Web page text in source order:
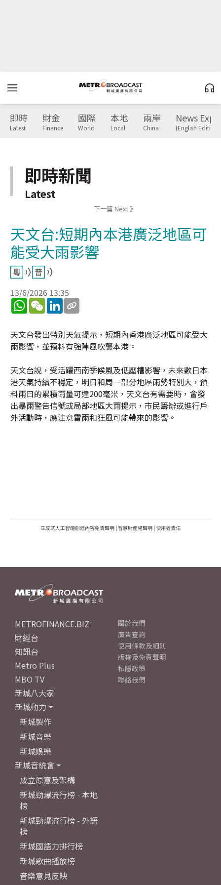
即時
Latest
財金
Finance
國際
World
本地
Local
兩岸
China
News
(English Edition)
即時新聞
Latest
下一篇 Next 》
天文台:短期內本港廣泛地區可
能受大雨影響
13/6/2026 13:35
WhatsApp
WeChatLinkedIn
天文台發出特別天氣提示，短期內香港廣泛地區可能受大
雨影響，並預料有強陣風吹襲本港。
天文台說，受活躍西南季候風及低壓槽影響，未來數日本
港天氣持續不穩定，明日和周一部分地區雨勢特別大，預
料兩日的累積雨量可達200毫米，天文台有需要時，會發
出暴雨警告信號或局部地區大雨提示，市民籌辦或進行戶
外活動時，應注意雷雨和狂風可能帶來的影響。
生成式人工智能創建內容免責聲明 | 智慧財產權聲明 | 使用者責任
METROFINANCE.BIZ
財經台
知訊台
Metro Plus
MBO TV
新城八大家
新城動力
新城製作
新城音樂
新城娛樂
新城音統會
成立原意及架構
新城勁爆流行榜 - 本地
榜
新城勁爆流行榜 - 外語
榜
新城國語力排行榜
新城歌曲播放榜
音樂意見反映
關於我們
廣告查詢
使用條款及細則
版權及免責聲明
私隱政策
聯絡我們